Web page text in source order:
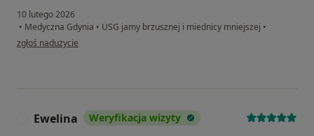
10 lutego 2026
• Medyczna Gdynia • USG jamy brzusznej i miednicy mniejszej •
w opinii użytkownika Tatiana
zgłoś nadużycie
Ewelina Weryfikacja wizyty